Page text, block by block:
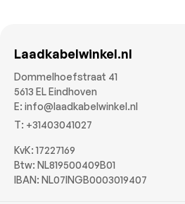
Laadkabelwinkel.nl
Dommelhoefstraat 41
5613 EL Eindhoven
E: info@laadkabelwinkel.nl
T: +31403041027
KvK: 17227169
Btw: NL819500409B01
IBAN: NL07INGB0003019407